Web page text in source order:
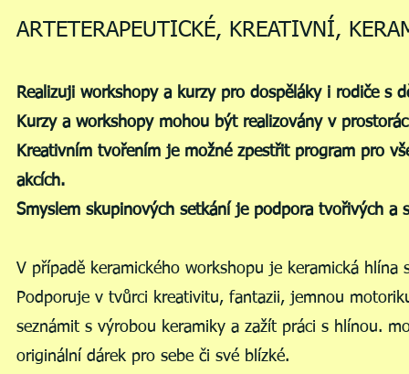
ARTETERAPEUTICKÉ, KREATIVNÍ,
Realizuji workshopy a kurzy pro dospěláky i rodiče s
Kurzy a workshopy mohou být realizovány v
Kreativním tvořením je možné zpestřit program pro
akcích.
Smyslem skupinových setkání je podpora tvořivých
V případě keramického workshopu je keramická
Podporuje v tvůrci kreativitu, fantazii, jemnou
seznámit s výrobou keramiky a zažít práci s hlínou.
originální dárek pro sebe či své blízké.